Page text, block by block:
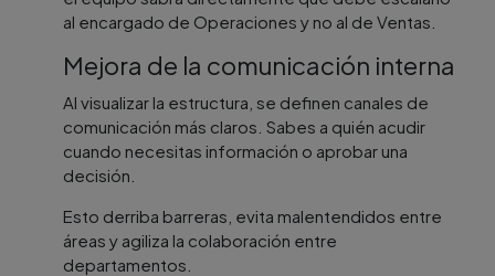
al encargado de Operaciones y no al de Ventas.
Mejora de la comunicación interna
Al visualizar la estructura, se definen canales de
comunicación más claros. Sabes a quién acudir
cuando necesitas información o aprobar una
decisión.
Esto derriba barreras, evita malentendidos entre
áreas y agiliza la colaboración entre
departamentos.